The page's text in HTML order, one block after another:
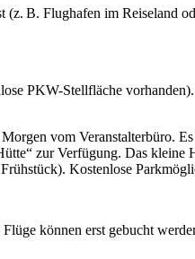
B. Flughafen im Reiseland
PKW-Stellfläche
vom Veranstalterbüro.
zur Verfügung. Das kleine
Kostenlose
können erst gebucht